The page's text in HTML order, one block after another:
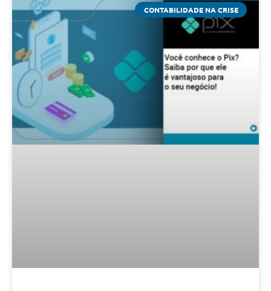
CONTABILIDADE NA CRISE